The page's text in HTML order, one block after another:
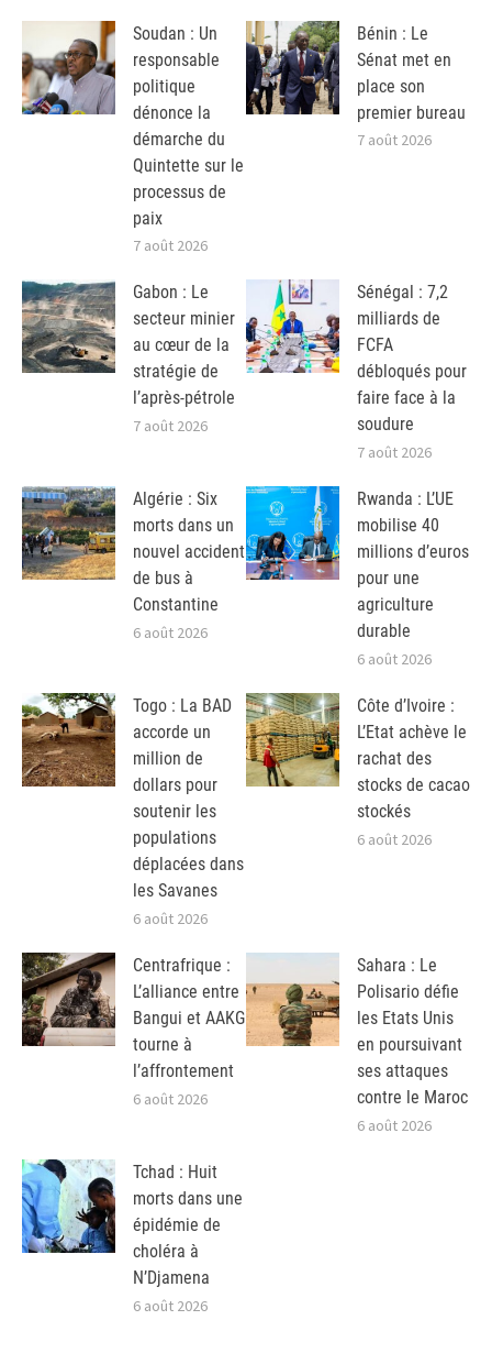
Soudan : Un
responsable
politique
dénonce la
démarche du
Quintette sur le
processus de
paix
7 août 2026
Bénin : Le
Sénat met en
place son
premier bureau
7 août 2026
Gabon : Le
secteur minier
au cœur de la
stratégie de
l’après-pétrole
7 août 2026
Sénégal : 7,2
milliards de
FCFA
débloqués pour
faire face à la
soudure
7 août 2026
Algérie : Six
morts dans un
nouvel accident
de bus à
Constantine
6 août 2026
Rwanda : L’UE
mobilise 40
millions d’euros
pour une
agriculture
durable
6 août 2026
Togo : La BAD
accorde un
million de
dollars pour
soutenir les
populations
déplacées dans
les Savanes
6 août 2026
Côte d’Ivoire :
L’Etat achève le
rachat des
stocks de cacao
stockés
6 août 2026
Centrafrique :
L’alliance entre
Bangui et AAKG
tourne à
l’affrontement
6 août 2026
Sahara : Le
Polisario défie
les Etats Unis
en poursuivant
ses attaques
contre le Maroc
6 août 2026
Tchad : Huit
morts dans une
épidémie de
choléra à
N’Djamena
6 août 2026